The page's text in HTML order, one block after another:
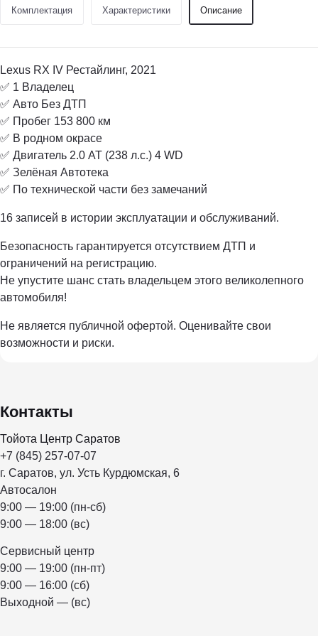
Комплектация Характеристики Описание
Lexus RX IV Рестайлинг, 2021
✅ 1 Владелец
✅ Авто Без ДТП
✅ Пробег 153 800 км
✅ В родном окрасе
✅ Двигатель 2.0 АТ (238 л.с.) 4 WD
✅ Зелёная Автотека
✅ По технической части без замечаний
16 записей в истории эксплуатации и обслуживаний.
Безопасность гарантируется отсутствием ДТП и
ограничений на регистрацию.
Не упустите шанс стать владельцем этого великолепного
автомобиля!
Не является публичной офертой. Оценивайте свои
возможности и риски.
Контакты
Тойота Центр Саратов
+7 (845) 257-07-07
г. Саратов, ул. Усть Курдюмская, 6
Автосалон
9:00 — 19:00 (пн-сб)
9:00 — 18:00 (вс)
Сервисный центр
9:00 — 19:00 (пн-пт)
9:00 — 16:00 (сб)
Выходной — (вс)